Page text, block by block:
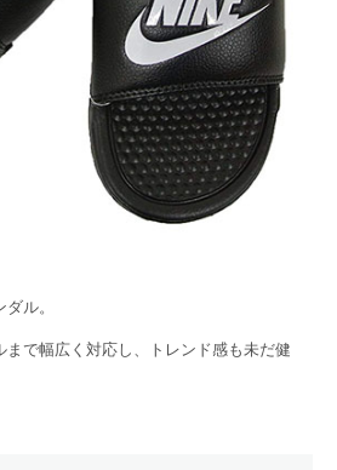
ル。
まで幅広く対応し、トレンド感も未だ健